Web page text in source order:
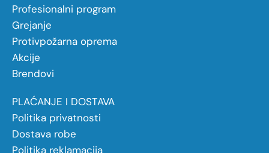
Profesionalni program
Grejanje
Protivpožarna oprema
Akcije
Brendovi
PLAĆANJE I DOSTAVA
Politika privatnosti
Dostava robe
Politika reklamacija